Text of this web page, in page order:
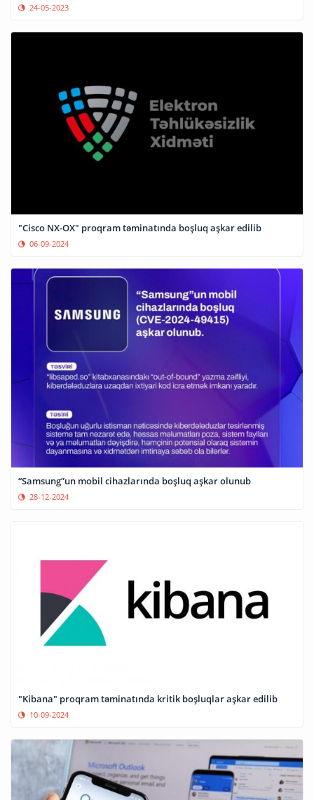
24-05-2023
"Cisco NX-OX" proqram təminatında boşluq aşkar edilib
06-09-2024
“Samsung”un mobil cihazlarında boşluq aşkar olunub
28-12-2024
"Kibana" proqram təminatında kritik boşluqlar aşkar edilib
10-09-2024